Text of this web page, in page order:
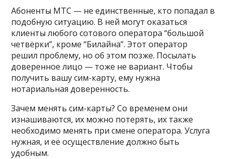
Абоненты МТС — не единственные, кто попадал в
подобную ситуацию. В ней могут оказаться
клиенты любого сотового оператора “большой
четвёрки”, кроме “Билайна”. Этот оператор
решил проблему, но об этом позже. Посылать
доверенное лицо — тоже не вариант. Чтобы
получить вашу сим-карту, ему нужна
нотариальная доверенность.
Зачем менять сим-карты? Со временем они
изнашиваются, их можно потерять, их также
необходимо менять при смене оператора. Услуга
нужная, и её осуществление должно быть
удобным.